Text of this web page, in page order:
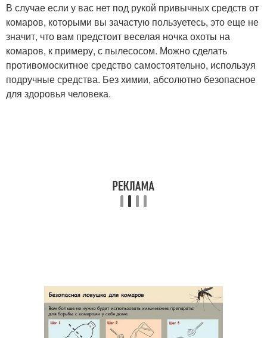
В случае если у вас нет под рукой привычных средств от
комаров, которыми вы зачастую пользуетесь, это еще не
значит, что вам предстоит веселая ночка охоты на
комаров, к примеру, с пылесосом. Можно сделать
противомоскитное средство самостоятельно, используя
подручные средства. Без химии, абсолютно безопасное
для здоровья человека.